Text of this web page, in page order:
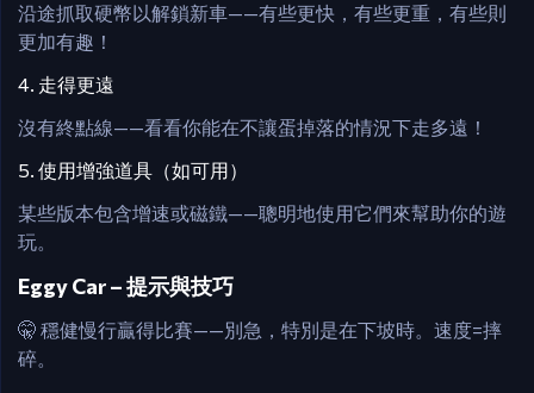
沿途抓取硬幣以解鎖新車——有些更快，有些更重，有些則
更加有趣！
4. 走得更遠
沒有終點線——看看你能在不讓蛋掉落的情況下走多遠！
5. 使用增強道具（如可用）
某些版本包含增速或磁鐵——聰明地使用它們來幫助你的遊
玩。
Eggy Car – 提示與技巧
🤫 穩健慢行贏得比賽——別急，特別是在下坡時。速度=摔
碎。